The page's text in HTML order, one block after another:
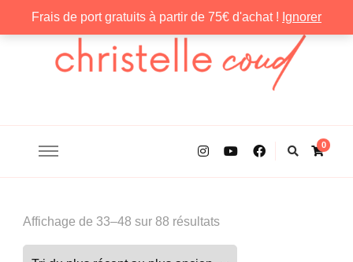
Frais de port gratuits à partir de 75€ d'achat ! Ignorer
0
Affichage de 33–48 sur 88 résultatsTrié
du